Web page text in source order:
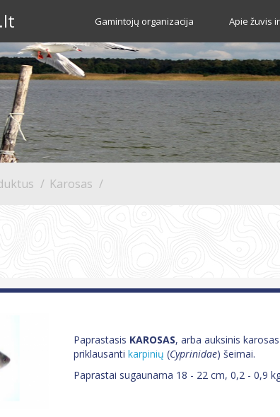
Gamintojų organizacija Apie žuvis
Karosas
Paprastasis KAROSAS, arba auksinis
priklausanti karpinių (Cyprinidae) šeimai.
Paprastai sugaunama 18 - 22 cm, 0,2 - 0,9